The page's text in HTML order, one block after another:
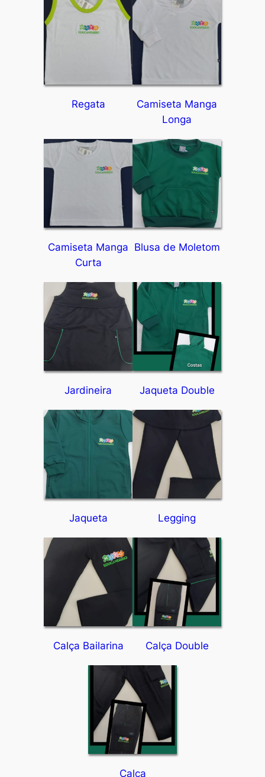
Regata
Camiseta Manga
Longa
Camiseta Manga
Curta
Blusa de Moletom
Jardineira Jaqueta Double
Jaqueta Legging
Calça Bailarina Calça Double
Calça